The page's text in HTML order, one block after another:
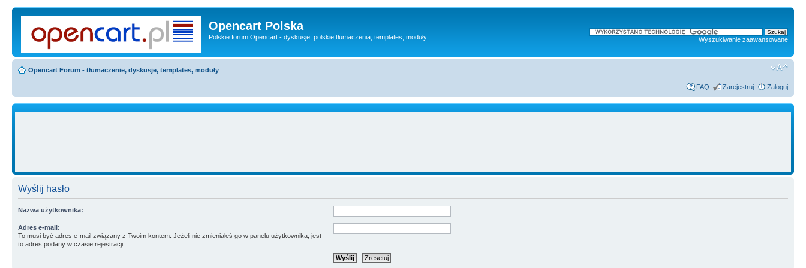
Opencart Polska
Polskie forum Opencart - dyskusje, polskie tłumaczenia, templates, moduły Wyszukiwanie zaawansowane
Opencart Forum - tłumaczenie, dyskusje, templates, moduły
FAQ Zarejestruj Zaloguj
Wyślij hasło
Nazwa użytkownika:
Adres e-mail:
To musi być adres e-mail związany z Twoim kontem. Jeżeli nie zmieniałeś go w panelu użytkownika, jest
to adres podany w czasie rejestracji.